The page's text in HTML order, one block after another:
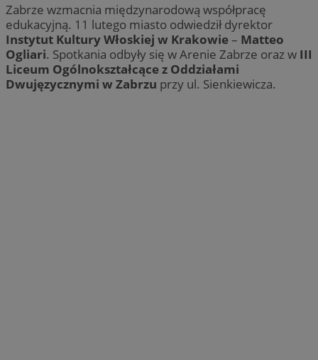
Zabrze wzmacnia międzynarodową współpracę
edukacyjną. 11 lutego miasto odwiedził dyrektor
Instytut Kultury Włoskiej w Krakowie– Matteo
Ogliari. Spotkania odbyły się w Arenie Zabrze oraz w III
Liceum Ogólnokształcące z Oddziałami
Dwujęzycznymi w Zabrzu przy ul. Sienkiewicza.